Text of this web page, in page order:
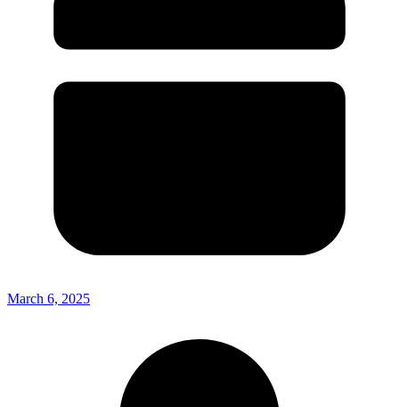
March 6, 2025